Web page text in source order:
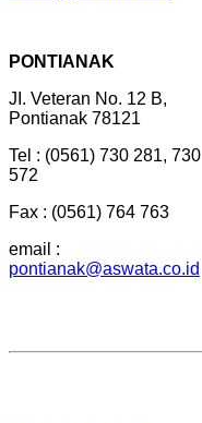
PONTIANAK
JI. Veteran No. 12 B,
Pontianak 78121
Tel : (0561) 730 281, 730
572
Fax : (0561) 764 763
email :
pontianak@aswata.co.id